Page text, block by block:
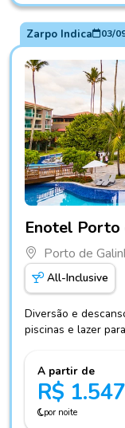
Zarpo Indica 03/
Enotel Porto
Porto de
All-Inclusive
Diversão e
piscinas e lazer
A partir de
R$ 1.547
por noite